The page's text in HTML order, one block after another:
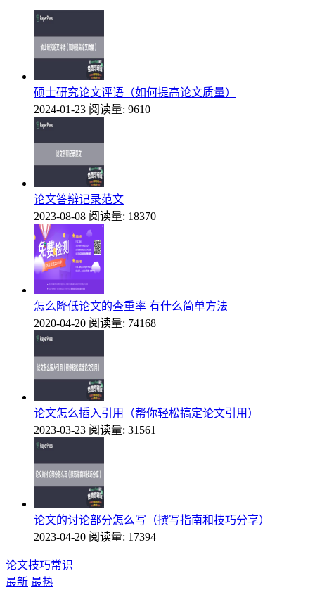
硕士研究论文评语（如何提高论文质量）
2024-01-23 阅读量: 9610
论文答辩记录范文
2023-08-08 阅读量: 18370
怎么降低论文的查重率 有什么简单方法
2020-04-20 阅读量: 74168
论文怎么插入引用（帮你轻松搞定论文引用）
2023-03-23 阅读量: 31561
论文的讨论部分怎么写（撰写指南和技巧分享）
2023-04-20 阅读量: 17394
论文技巧常识
最新 最热